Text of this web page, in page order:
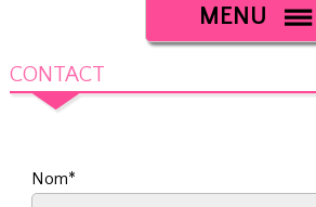
MENU
CONTACT
Nom*